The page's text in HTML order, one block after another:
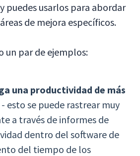
puedes usarlos para abordar
de mejora específicos.
un par de ejemplos:
una productividad de más
- esto se puede rastrear muy
a través de informes de
dentro del software de
del tiempo de los